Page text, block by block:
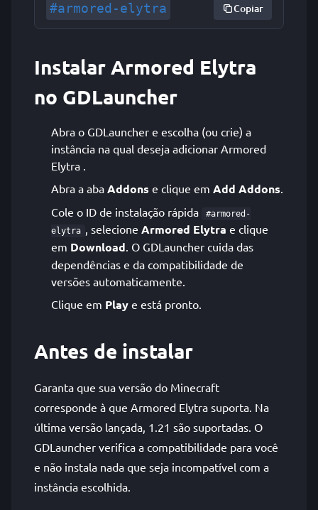
#armored-elytra Copiar
Instalar Armored Elytra
no GDLauncher
Abra o GDLauncher e escolha (ou crie) a
instância na qual deseja adicionar Armored
Elytra .
Abra a aba Addons e clique em Add Addons.
Cole o ID de instalação rápida
#armored-
elytra , selecione Armored Elytra e clique
em Download. O GDLauncher cuida das
dependências e da compatibilidade de
versões automaticamente.
Clique em Play e está pronto.
Antes de instalar
Garanta que sua versão do Minecraft
corresponde à que Armored Elytra suporta. Na
última versão lançada, 1.21 são suportadas. O
GDLauncher verifica a compatibilidade para você
e não instala nada que seja incompatível com a
instância escolhida.